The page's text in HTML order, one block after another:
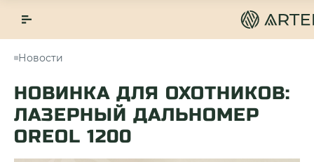
Новости
НОВИНКА ДЛЯ ОХОТНИКОВ:
ЛАЗЕРНЫЙ ДАЛЬНОМЕР
OREOL 1200